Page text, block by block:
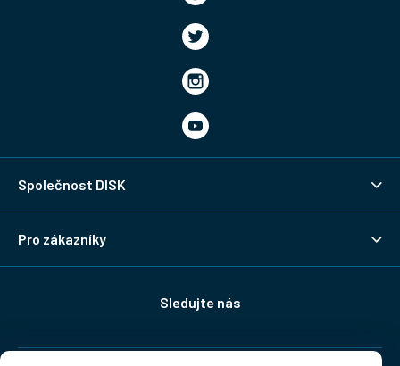
Společnost DISK
Pro zákazníky
Sledujte nás